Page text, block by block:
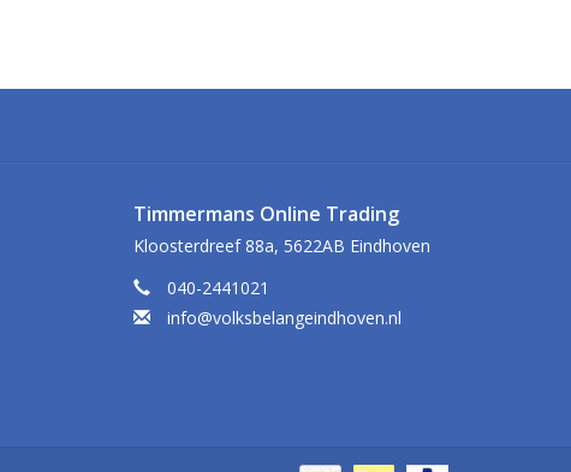
Timmermans Online Trading
Kloosterdreef 88a, 5622AB Eindhoven
040-2441021
info@volksbelangeindhoven.nl